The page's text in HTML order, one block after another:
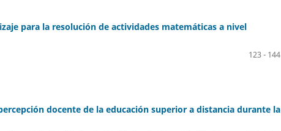
para la resolución de actividades matemáticas a nivel
123 - 144
docente de la educación superior a distancia durante la